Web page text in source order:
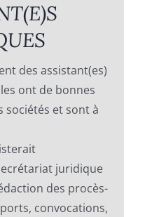
des assistant(es)
ont de bonnes
sociétés et sont à
juridique
des procès-
convocations,